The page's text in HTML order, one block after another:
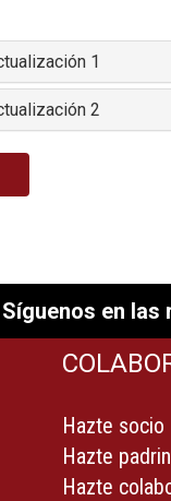
1
2
Síguenos en las
Hazte socio
Hazte
Hazte